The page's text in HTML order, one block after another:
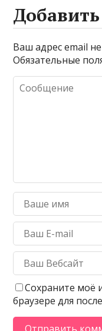
Ваш адрес email
Обязательные
Сохраните моё
браузере для